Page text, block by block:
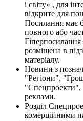
і світу» , для
відкрите для
Посилання має
повного або
розміщена в
матеріалу.
Новини з
"Регіони",
"Спецпроекти",
реклами.
Розділ
комерційними